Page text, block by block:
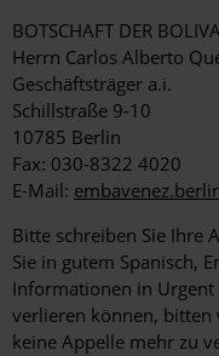
BOTSCHAFT DER
Herrn Carlos Alberto
Geschäftsträger a.i.
Schillstraße 9-10
10785 Berlin
Fax: 030-8322 4020
E-Mail:
Bitte schreiben Sie Ihre
Sie in gutem Spanisch,
Informationen in
verlieren können, bitten
keine Appelle mehr zu